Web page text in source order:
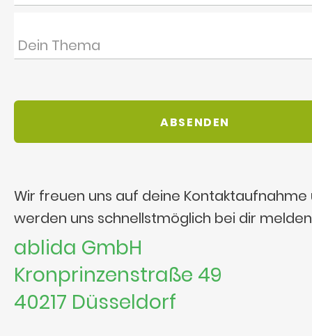
Wir freuen uns auf deine Kontaktaufnahme
werden uns schnellstmöglich bei dir
ablida GmbH
Kronprinzenstraße 49
40217 Düsseldorf